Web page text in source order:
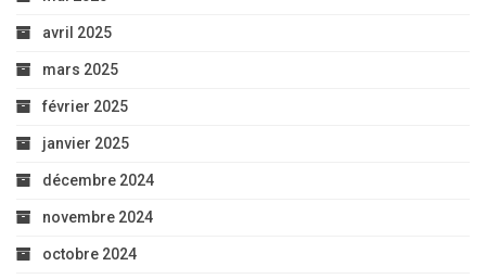
avril 2025
mars 2025
février 2025
janvier 2025
décembre 2024
novembre 2024
octobre 2024